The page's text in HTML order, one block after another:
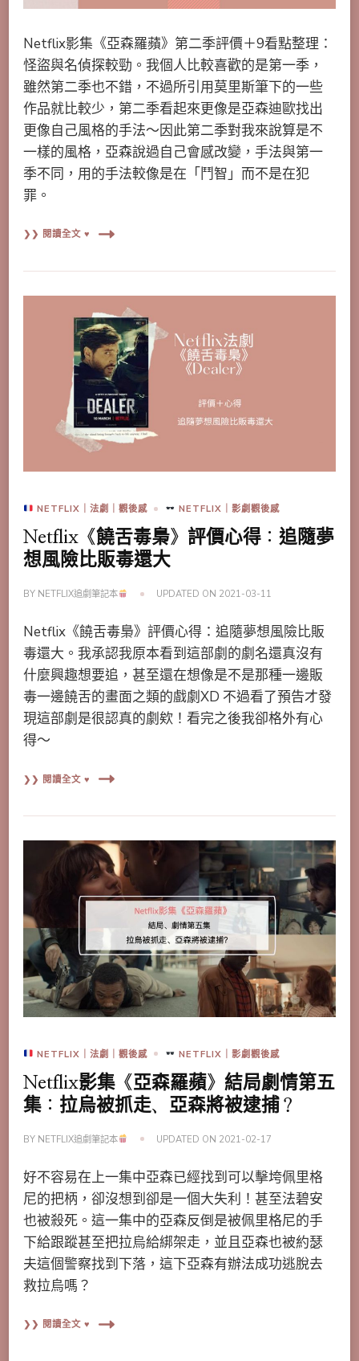
Netflix影集《亞森羅蘋》第二季評價＋9看點整理：
怪盜與名偵探較勁。我個人比較喜歡的是第一季，
雖然第二季也不錯，不過所引用莫里斯筆下的一些
作品就比較少，第二季看起來更像是亞森迪歐找出
更像自己風格的手法～因此第二季對我來說算是不
一樣的風格，亞森說過自己會感改變，手法與第一
季不同，用的手法較像是在「鬥智」而不是在犯
罪。
❯❯ 閱讀全文 ♥
NETFLIX｜法劇｜觀後感 NETFLIX｜影劇觀後感
Netflix《饒舌毒梟》評價心得：追隨夢
想風險比販毒還大
BY NETFLIX追劇筆記本 UPDATED ON 2021-03-11
Netflix《饒舌毒梟》評價心得：追隨夢想風險比販
毒還大。我承認我原本看到這部劇的劇名還真沒有
什麼興趣想要追，甚至還在想像是不是那種一邊販
毒一邊饒舌的畫面之類的戲劇XD 不過看了預告才發
現這部劇是很認真的劇欸！看完之後我卻格外有心
得～
❯❯ 閱讀全文 ♥
NETFLIX｜法劇｜觀後感 NETFLIX｜影劇觀後感
Netflix影集《亞森羅蘋》結局劇情第五
集：拉烏被抓走、亞森將被逮捕？
BY NETFLIX追劇筆記本 UPDATED ON 2021-02-17
好不容易在上一集中亞森已經找到可以擊垮佩里格
尼的把柄，卻沒想到卻是一個大失利！甚至法碧安
也被殺死。這一集中的亞森反倒是被佩里格尼的手
下給跟蹤甚至把拉烏給綁架走，並且亞森也被約瑟
夫這個警察找到下落，這下亞森有辦法成功逃脫去
救拉烏嗎？
❯❯ 閱讀全文 ♥